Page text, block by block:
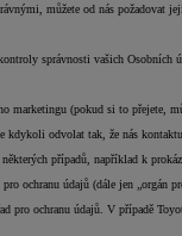
můžete od nás požadovat
správnosti vašich Osobních
(pokud si to přejete,
odvolat tak, že nás
případů, například k
ochranu údajů (dále jen „orgán
pro ochranu údajů. V případě